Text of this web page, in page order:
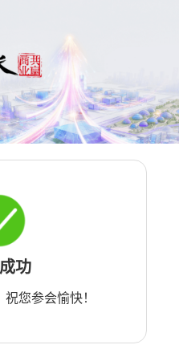
功
您参会愉快！